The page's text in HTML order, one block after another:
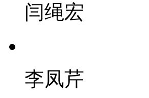
闫绳宏
李凤芹